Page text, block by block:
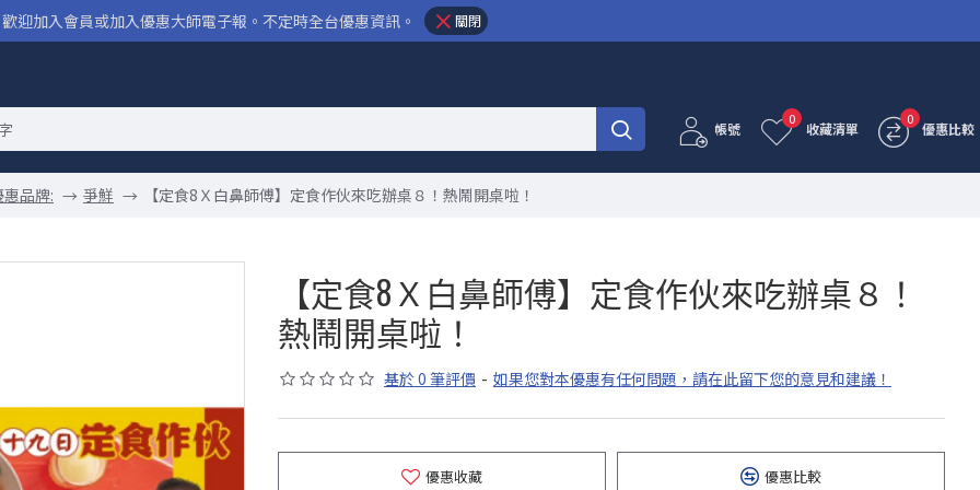
歡迎加入會員或加入優惠大師電子報。不定時全台優惠資訊。 關閉
帳號 收藏清單
0
優惠比較
0
惠品牌: 爭鮮 【定食8Ｘ白鼻師傅】定食作伙來吃辦桌８！熱鬧開桌啦！
【定食8Ｘ白鼻師傅】定食作伙來吃辦桌８！
熱鬧開桌啦！
基於 0 筆評價 - 如果您對本優惠有任何問題，請在此留下您的意見和建議！
優惠收藏 優惠比較